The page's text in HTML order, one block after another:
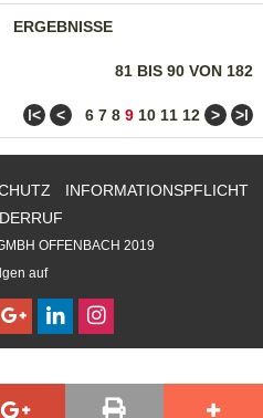
ERGEBNISSE
81 BIS 90 VON 182
ǀ< < 6 7 8 9 10 11 12 > >ǀ
INFORMATIONSPFLICHT
OFFENBACH 2019
auf